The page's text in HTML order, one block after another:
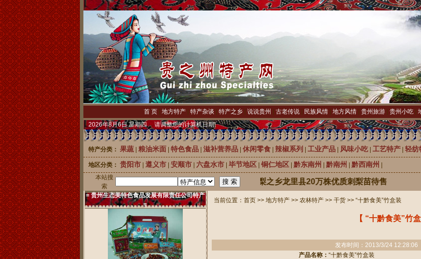
首 页 地方特产 特产杂谈 特产之乡 说说贵州 古老传说 民族风情 地方风情 贵州旅游 贵州小吃
2026年8月6日 星期四 请调整您的计算机日期!
特产分类： 果蔬 粮油米面 特色食品 滋补营养品 休闲零食 辣椒系列 工业产品 风味小吃 工艺特产 轻纺
地区分类： 贵阳市 遵义市 安顺市 六盘水市 毕节地区 铜仁地区 黔东南州 黔南州 黔西南州
本站搜
索
中国刺梨之乡龙里县20万株优质刺梨苗待售
= 贵州生态美特色食品发展有限责任公司特产
=
当前位置： 首页 >> 地方特产 >> 农林特产 >> 干货 >> “十黔食美”竹盒装
【 “十黔食美”竹
发布时间：2013/3/24
产品名称： “十黔食美”竹盒装